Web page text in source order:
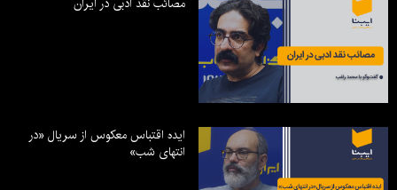
مصائب نقد ادبی در ایران
ایده اقتباس معکوس از سریال «در
انتهای شب»